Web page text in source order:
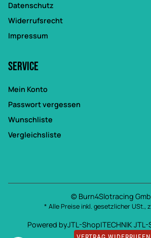
Datenschutz
Widerrufsrecht
Impressum
Service
Mein Konto
Passwort vergessen
Wunschliste
Vergleichsliste
© Burn4Slotracing
* Alle Preise inkl. gesetzlicher USt.,
Powered byJTL-Shop|TECHNIK